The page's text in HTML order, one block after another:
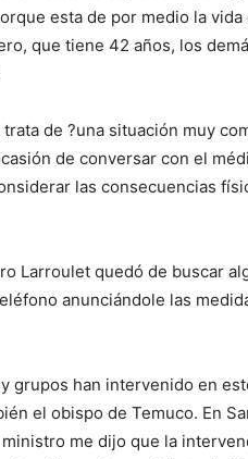
esta de por medio la
que tiene 42 años, los
de ?una situación muy
de conversar con el
las consecuencias
Larroulet quedó de buscar
anunciándole las
grupos han intervenido en
el obispo de Temuco. En
me dijo que la